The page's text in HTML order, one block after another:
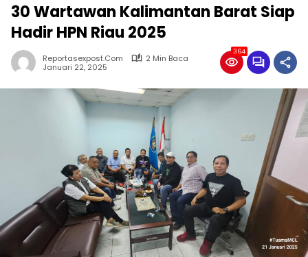
30 Wartawan Kalimantan Barat Siap
Hadir HPN Riau 2025
Reportasexpost.com
2 Min Baca
Januari 22, 2025
364